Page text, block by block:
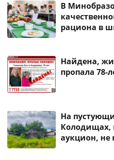
В
рациона в
Найдена,
пропала 78-
На
Колодищах,
аукцион,